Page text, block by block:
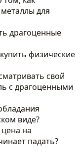
для
драгоценные
физические
свой
с драгоценными
виде?
цена на
падать?